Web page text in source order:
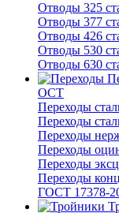
Отводы 325
Отводы 377
Отводы 426
Отводы 530
Отводы 630
ОСТ
Переходы
Переходы
Переходы
Переходы
Переходы
Переходы
ГОСТ 17378-